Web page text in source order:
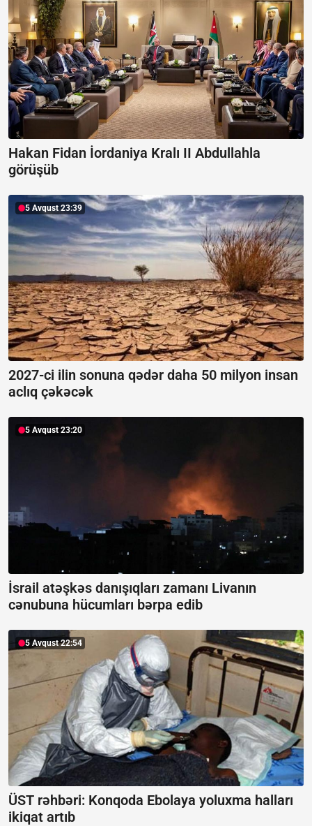
Hakan Fidan İordaniya Kralı II Abdullahla
görüşüb
5 Avqust 23:39
2027-ci ilin sonuna qədər daha 50 milyon insan
aclıq çəkəcək
5 Avqust 23:20
İsrail atəşkəs danışıqları zamanı Livanın
cənubuna hücumları bərpa edib
5 Avqust 22:54
ÜST rəhbəri: Konqoda Ebolaya yoluxma halları
ikiqat artıb